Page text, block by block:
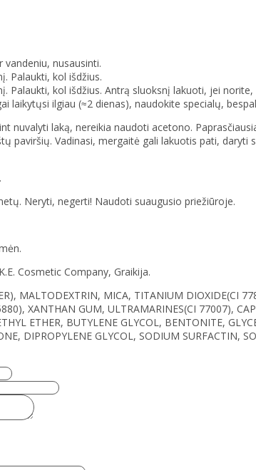
vandeniu, nusausinti.
Palaukti, kol išdžius.
Palaukti, kol išdžius. Antrą sluoksnį lakuoti, jei norite,
laikytųsi ilgiau (≈2 dienas), naudokite specialų,
nuvalyti laką, nereikia naudoti acetono.
paviršių. Vadinasi, mergaitė gali lakuotis pati,
Neryti, negerti! Naudoti suaugusio priežiūroje.
Cosmetic Company, Graikija.
MALTODEXTRIN, MICA, TITANIUM DIOXIDE(CI
XANTHAN GUM, ULTRAMARINES(CI 77007),
ETHER, BUTYLENE GLYCOL, BENTONITE,
DIPROPYLENE GLYCOL, SODIUM SURFACTIN,